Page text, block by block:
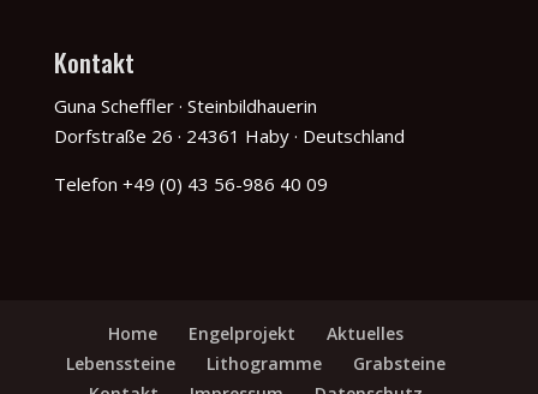
Kontakt
Guna Scheffler · Steinbildhauerin
Dorfstraße 26 · 24361 Haby · Deutschland
Telefon +49 (0) 43 56-986 40 09
Home Engelprojekt
Aktuelles
Lebenssteine
Lithogramme
Grabsteine